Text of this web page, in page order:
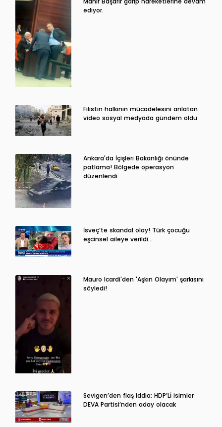
ediyor.
Filistin halkının mücadelesini anlatan
video sosyal medyada gündem oldu
Ankara'da İçişleri Bakanlığı önünde
patlama! Bölgede operasyon
düzenlendi
İsveç’te skandal olay! Türk çocuğu
eşcinsel aileye verildi…
Mauro Icardi'den 'Aşkın Olayım' şarkısını
söyledi!
Sevigen’den flaş iddia: HDP’Lİ isimler
DEVA Partisi’nden aday olacak